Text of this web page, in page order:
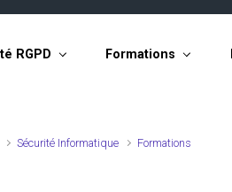
RGPD Formations
Sécurité Informatique
Formations